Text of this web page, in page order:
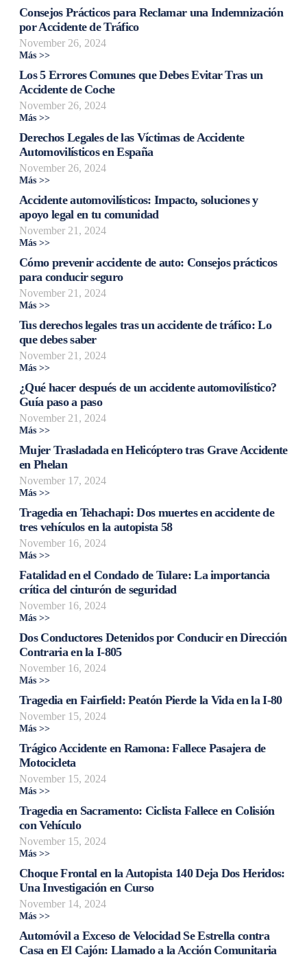
Consejos Prácticos para Reclamar una Indemnización
por Accidente de Tráfico
November 26, 2024
Más >>
Los 5 Errores Comunes que Debes Evitar Tras un
Accidente de Coche
November 26, 2024
Más >>
Derechos Legales de las Víctimas de Accidente
Automovilísticos en España
November 26, 2024
Más >>
Accidente automovilísticos: Impacto, soluciones y
apoyo legal en tu comunidad
November 21, 2024
Más >>
Cómo prevenir accidente de auto: Consejos prácticos
para conducir seguro
November 21, 2024
Más >>
Tus derechos legales tras un accidente de tráfico: Lo
que debes saber
November 21, 2024
Más >>
¿Qué hacer después de un accidente automovilístico?
Guía paso a paso
November 21, 2024
Más >>
Mujer Trasladada en Helicóptero tras Grave Accidente
en Phelan
November 17, 2024
Más >>
Tragedia en Tehachapi: Dos muertes en accidente de
tres vehículos en la autopista 58
November 16, 2024
Más >>
Fatalidad en el Condado de Tulare: La importancia
crítica del cinturón de seguridad
November 16, 2024
Más >>
Dos Conductores Detenidos por Conducir en Dirección
Contraria en la I-805
November 16, 2024
Más >>
Tragedia en Fairfield: Peatón Pierde la Vida en la I-80
November 15, 2024
Más >>
Trágico Accidente en Ramona: Fallece Pasajera de
Motocicleta
November 15, 2024
Más >>
Tragedia en Sacramento: Ciclista Fallece en Colisión
con Vehículo
November 15, 2024
Más >>
Choque Frontal en la Autopista 140 Deja Dos Heridos:
Una Investigación en Curso
November 14, 2024
Más >>
Automóvil a Exceso de Velocidad Se Estrella contra
Casa en El Cajón: Llamado a la Acción Comunitaria